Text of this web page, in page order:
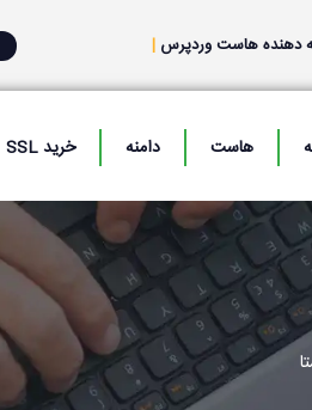
دهنده هاست وردپرس|
هاست دامنه خرید SSL